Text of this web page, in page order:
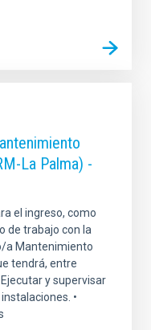
La Palma) -
el ingreso, como
de trabajo con la
a Mantenimiento
tendrá, entre
y supervisar
•